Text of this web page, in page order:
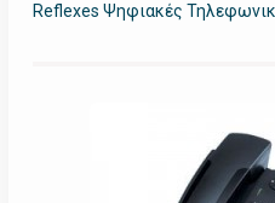
Reflexes Ψηφιακές